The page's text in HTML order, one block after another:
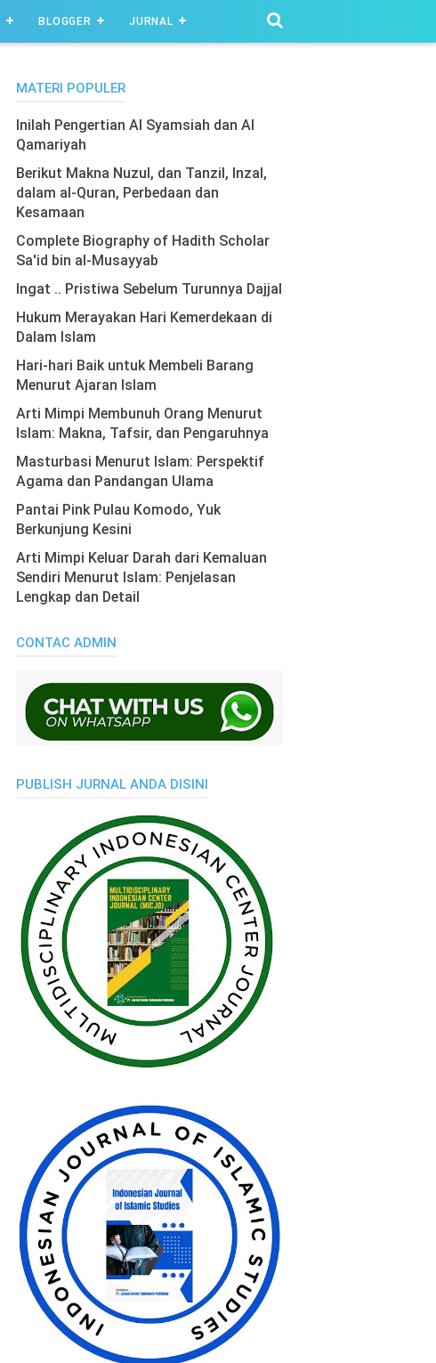
BLOGGER JURNAL
MATERI POPULER
Inilah Pengertian Al Syamsiah dan Al
Qamariyah
Berikut Makna Nuzul, dan Tanzil, Inzal,
dalam al-Quran, Perbedaan dan
Kesamaan
Complete Biography of Hadith Scholar
Sa'id bin al-Musayyab
Ingat .. Pristiwa Sebelum Turunnya Dajjal
Hukum Merayakan Hari Kemerdekaan di
Dalam Islam
Hari-hari Baik untuk Membeli Barang
Menurut Ajaran Islam
Arti Mimpi Membunuh Orang Menurut
Islam: Makna, Tafsir, dan Pengaruhnya
Masturbasi Menurut Islam: Perspektif
Agama dan Pandangan Ulama
Pantai Pink Pulau Komodo, Yuk
Berkunjung Kesini
Arti Mimpi Keluar Darah dari Kemaluan
Sendiri Menurut Islam: Penjelasan
Lengkap dan Detail
CONTAC ADMIN
PUBLISH JURNAL ANDA DISINI